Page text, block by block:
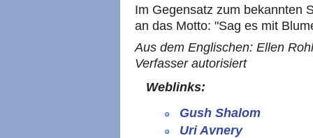
Im Gegensatz zum bekannten
an das Motto: "Sag es mit
Aus dem Englischen: Ellen
Verfasser autorisiert
Weblinks:
Gush Shalom
Uri Avnery